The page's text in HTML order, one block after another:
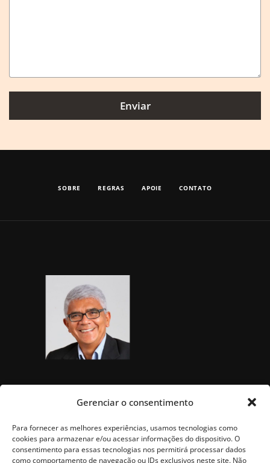
Gerenciar o consentimento
Para fornecer as melhores experiências, usamos tecnologias como
cookies para armazenar e/ou acessar informações do dispositivo. O
consentimento para essas tecnologias nos permitirá processar dados
como comportamento de navegação ou IDs exclusivos neste site. Não
Enviar
SOBRE REGRAS APOIE CONTATO